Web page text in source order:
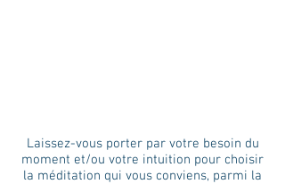
Laissez-vous porter par votre besoin du
moment et/ou votre intuition pour choisir
la méditation qui vous conviens, parmi la